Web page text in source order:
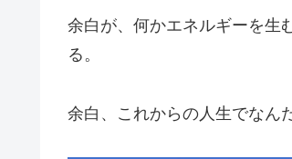
余白が、何かエネルギーを生
る。
余白、これからの人生でなん